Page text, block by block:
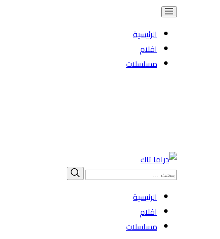
الرئيسية
افلام
مسلسلات
Search
بحث
الرئيسية
افلام
مسلسلات